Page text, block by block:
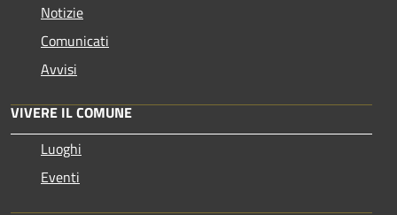
Notizie
Comunicati
Avvisi
VIVERE IL COMUNE
Luoghi
Eventi